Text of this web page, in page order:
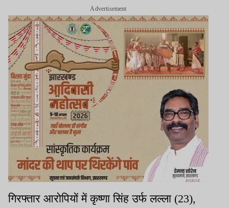
Advertisement
गिरफ्तार आरोपियों में कृष्णा सिंह उर्फ लल्ला (23),